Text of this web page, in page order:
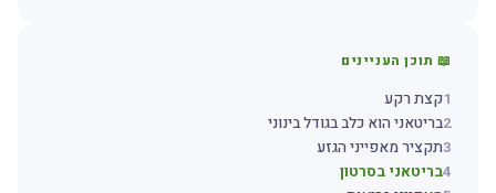
📖 תוכן העניינים
1קצת רקע
2בריטאני הוא כלב בגודל בינוני
3תקציר מאפייני הגזע
4בריטאני בסרטון